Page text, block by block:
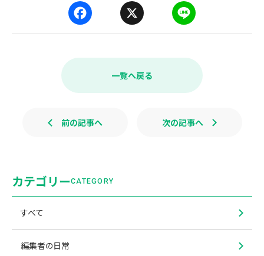
a
e
k
i
e
一覧へ戻る
前の記事へ 次の記事へ
カテゴリーCATEGORY
すべて
編集者の日常